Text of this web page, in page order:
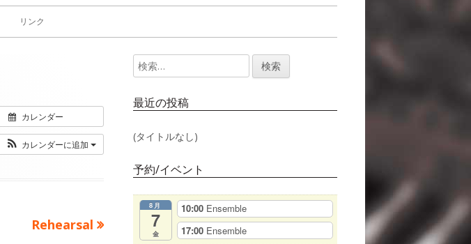
リンク
カレンダー
カレンダーに追加
次
Rehearsal
メ
イ
ン
サ
イ
検
索:
最近の投稿
(タイトルなし)
予約/イベント
8月
7
金
10:00 Ensemble
17:00 Ensemble